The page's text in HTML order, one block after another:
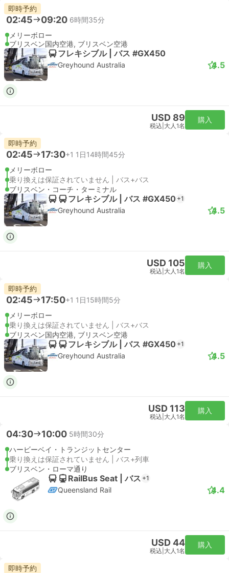
即時予約
02:45 09:20 6時間35分
メリーボロー
ブリスベン国内空港, ブリスベン空港
フレキシブル | バス #GX450
Greyhound Australia 4.5
USD 89
税込 大人1名
購入
即時予約
02:45 17:30+1 1日14時間45分
メリーボロー
乗り換えは保証されていません | バス+バス
ブリスベン・コーチ・ターミナル
フレキシブル | バス #GX450 +1
Greyhound Australia 4.5
USD 105
税込 大人1名
購入
即時予約
02:45 17:50+1 1日15時間5分
メリーボロー
乗り換えは保証されていません | バス+バス
ブリスベン国内空港, ブリスベン空港
フレキシブル | バス #GX450 +1
Greyhound Australia 4.5
USD 113
税込 大人1名
購入
04:30 10:00 5時間30分
ハービーベイ・トランジットセンター
乗り換えは保証されていません | バス+列車
ブリスベン・ローマ通り
RailBus Seat | バス +1
Queensland Rail 4.4
USD 44
税込 大人1名
購入
即時予約